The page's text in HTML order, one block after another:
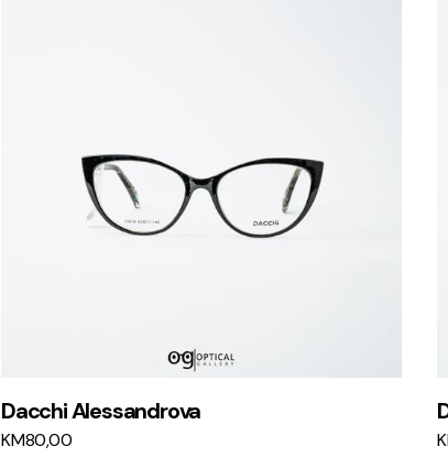
Dacchi Alessandrova
KM80,00